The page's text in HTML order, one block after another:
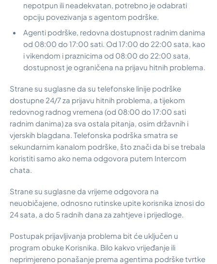
nepotpun ili neadekvatan, potrebno je odabrati
opciju povezivanja s agentom podrške.
Agenti podrške, redovna dostupnost radnim danima
od 08:00 do 17:00 sati. Od 17:00 do 22:00 sata, kao
i vikendom i praznicima od 08:00 do 22:00 sata,
dostupnost je ograničena na prijavu hitnih problema.
Strane su suglasne da su telefonske linije podrške
dostupne 24/7 za prijavu hitnih problema, a tijekom
redovnog radnog vremena (od 08:00 do 17:00 sati
radnim danima) za sva ostala pitanja, osim državnih i
vjerskih blagdana. Telefonska podrška smatra se
sekundarnim kanalom podrške, što znači da bi se trebala
koristiti samo ako nema odgovora putem Intercom
chata.
Strane su suglasne da vrijeme odgovora na
neuobičajene, odnosno rutinske upite korisnika iznosi do
24 sata, a do 5 radnih dana za zahtjeve i prijedloge.
Postupak prijavljivanja problema bit će uključen u
program obuke Korisnika. Bilo kakvo vrijeđanje ili
neprimjereno ponašanje prema agentima podrške tvrtke